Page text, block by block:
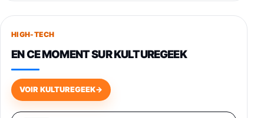
Smartphone SAMSUNG Galaxy S26+ Violet
749,99€
648,63€834,71€
Samsung Galaxy Miracle Ultra, Smartphone
HIGH-TECH
EN CE MOMENT SUR KULTUREGEEK
VOIR KULTUREGEEK→